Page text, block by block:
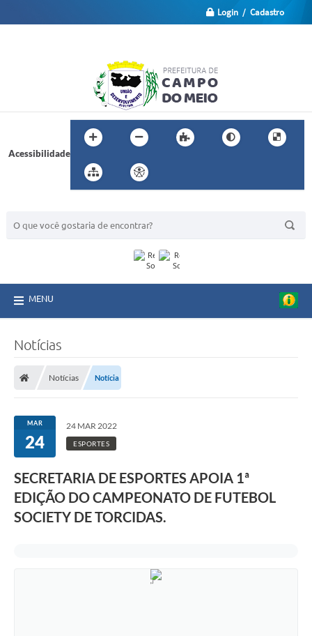
Login / Cadastro
Acessibilidade
MENU
Notícias
Notícias Notícia
MAR
24
24 MAR 2022
ESPORTES
SECRETARIA DE ESPORTES APOIA 1ª
EDIÇÃO DO CAMPEONATO DE FUTEBOL
SOCIETY DE TORCIDAS.